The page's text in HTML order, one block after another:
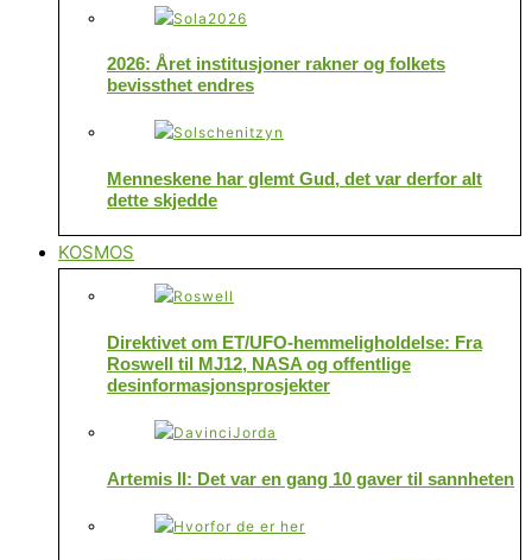
2026: Året institusjoner rakner og folkets
bevissthet endres
Menneskene har glemt Gud, det var derfor alt
dette skjedde
KOSMOS
Direktivet om ET/UFO-hemmeligholdelse: Fra
Roswell til MJ12, NASA og offentlige
desinformasjonsprosjekter
Artemis II: Det var en gang 10 gaver til sannheten